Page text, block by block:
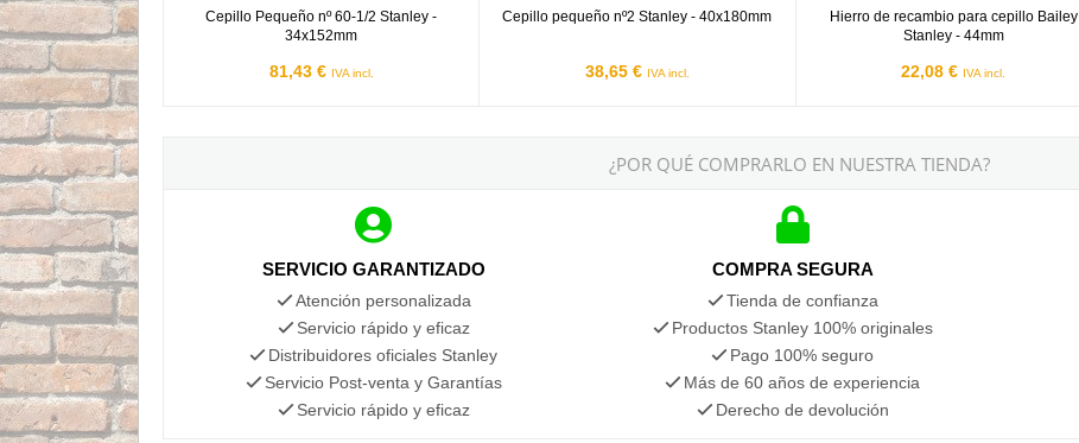
Cepillo Pequeño nº 60-1/2 Stanley -
34x152mm
81,43 € IVA incl.
Cepillo pequeño nº2 Stanley - 40x180mm
38,65 € IVA incl.
Hierro de recambio para cepillo Bailey
Stanley - 44mm
22,08 € IVA incl.
¿POR QUÉ COMPRARLO EN NUESTRA TIENDA?
SERVICIO GARANTIZADO
Atención personalizada
Servicio rápido y eficaz
Distribuidores oficiales Stanley
Servicio Post-venta y Garantías
Servicio rápido y eficaz
COMPRA SEGURA
Tienda de confianza
Productos Stanley 100% originales
Pago 100% seguro
Más de 60 años de experiencia
Derecho de devolución